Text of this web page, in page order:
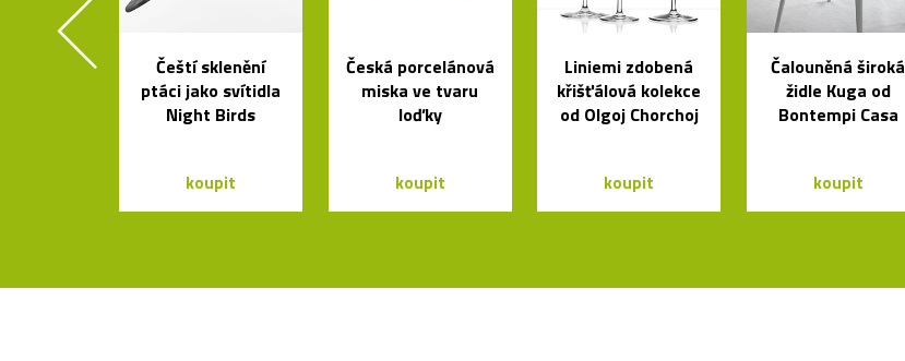
Čeští sklenění
ptáci jako svítidla
Night Birds
koupit
Česká porcelánová
miska ve tvaru
loďky
koupit
Liniemi zdobená
křišťálová kolekce
od Olgoj Chorchoj
koupit
Čalouněná široká
židle Kuga od
Bontempi Casa
koupit